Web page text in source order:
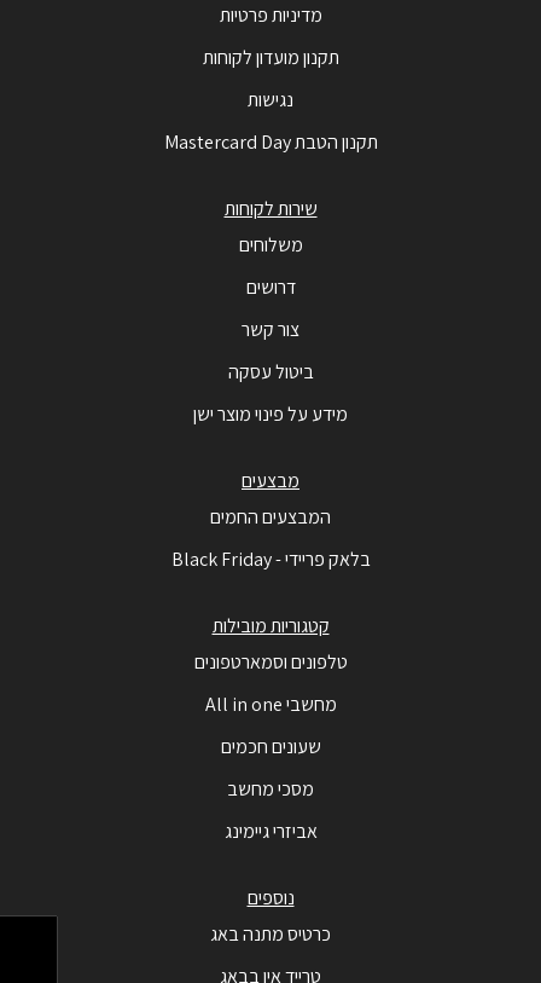
מדיניות פרטיות
תקנון מועדון לקוחות
נגישות
תקנון הטבת Mastercard Day
שירות לקוחות
משלוחים
דרושים
צור קשר
ביטול עסקה
מידע על פינוי מוצר ישן
מבצעים
המבצעים החמים
בלאק פריידי - Black Friday
קטגוריות מובילות
טלפונים וסמארטפונים
מחשבי All in one
שעונים חכמים
מסכי מחשב
אביזרי גיימינג
נוספים
כרטיס מתנה באג
טרייד אין בבאג